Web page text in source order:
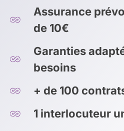
Assurance
de 10€
Garanties
besoins
+ de 100
1 interlocuteur